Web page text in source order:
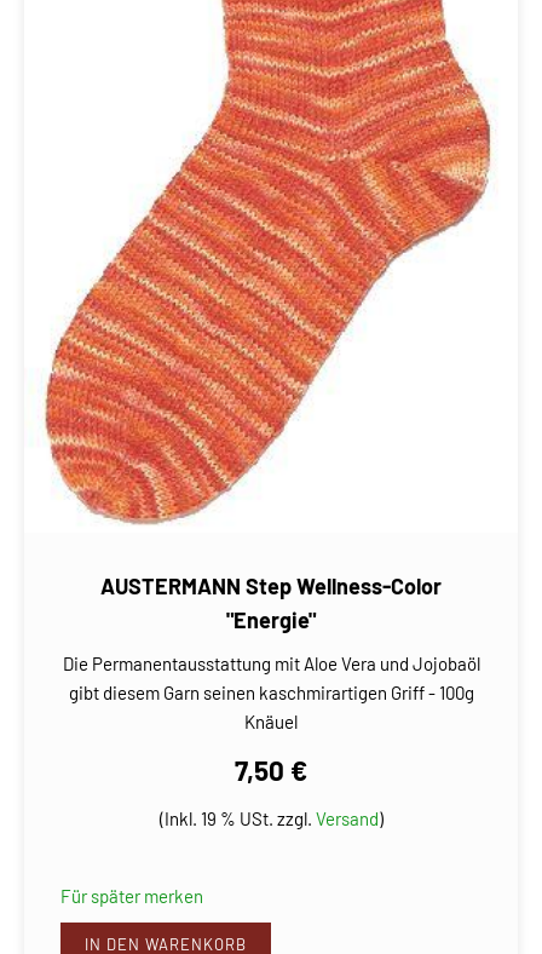
AUSTERMANN Step Wellness-Color
"Energie"
Die Permanentausstattung mit Aloe Vera und Jojobaöl
gibt diesem Garn seinen kaschmirartigen Griff - 100g
Knäuel
7,50 €
(Inkl. 19 % USt. zzgl. Versand)
Für später merken
IN DEN WARENKORB